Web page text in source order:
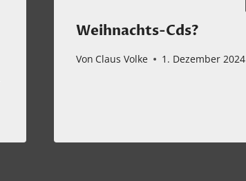
Weihnachts-Cds?
Von Claus Volke 1. Dezember 2024